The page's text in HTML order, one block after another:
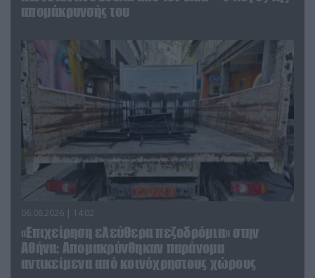
απομάκρυνσής του
06.08.2026 | 14:02
«Επιχείρηση ελεύθερα πεζοδρόμια» στην
Αθήνα: Απομακρύνθηκαν παράνομα
αντικείμενα από κοινόχρηστους χώρους